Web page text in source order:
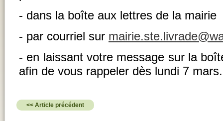
- dans la boîte aux lettres de la mairie
- par courriel sur
- en laissant votre message sur la
afin de vous rappeler dès lundi 7 mars.
<< Article précédent